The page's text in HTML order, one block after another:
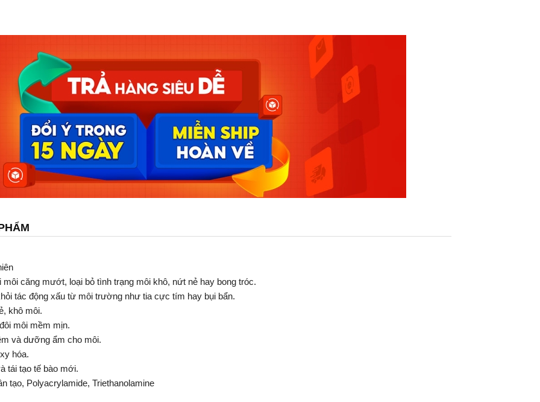
căng mướt, loại bỏ tình trạng môi khô, nứt nẻ hay bong tróc.
tác động xấu từ môi trường như tia cực tím hay bụi bẩn.
khô môi.
môi mềm mịn.
và dưỡng ẩm cho môi.
hóa.
tái tạo tế bào mới.
tạo, Polyacrylamide, Triethanolamine